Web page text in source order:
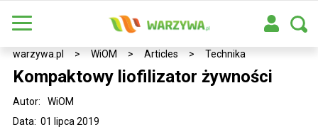
warzywa.pl > WiOM > Articles > Technika
Kompaktowy liofilizator żywności
Data: 01 lipca 2019
Autor: WiOM